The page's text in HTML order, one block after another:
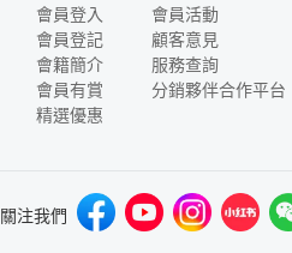
會員登入
會員登記
會籍簡介
會員有賞
精選優惠
會員活動
顧客意見
服務查詢
分銷夥伴合作平台
關注我們